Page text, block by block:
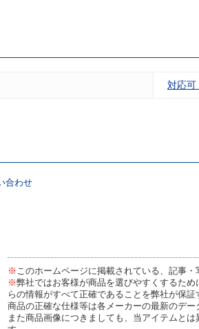
対応可
合わせ
※ このホームページに掲載されている、記事
※弊社ではお客様が商品を選びやすくするた
らの情報がすべて正確であることを弊社が保
商品の正確な仕様等は各メーカーの最新のデ
また商品画像につきましても、当アイテムと